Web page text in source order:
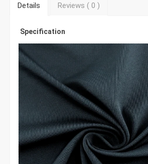
Details Reviews ( 0)
Specification